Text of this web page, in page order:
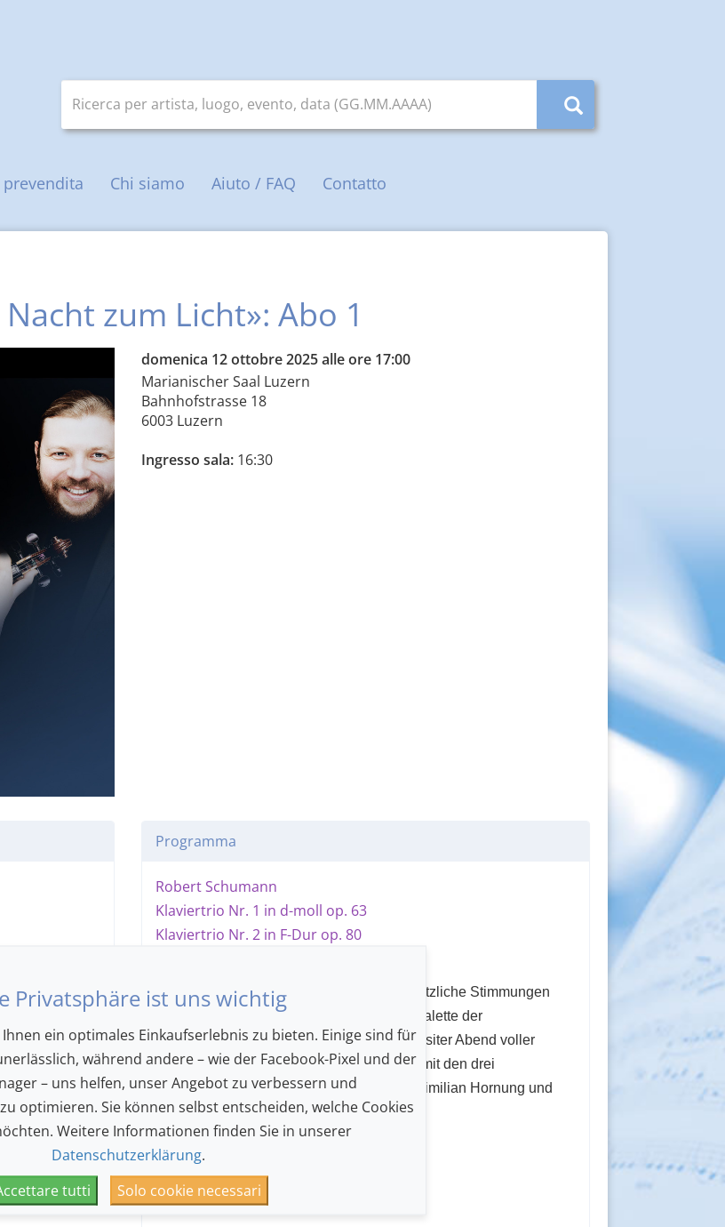
Chi siamo Aiuto / FAQ Contatto
zum Licht»: Abo 1
domenica 12 ottobre 2025 alle ore 17:00
Marianischer Saal Luzern
Bahnhofstrasse 18
6003 Luzern
Ingresso sala: 16:30
Programma
Robert Schumann
Klaviertrio Nr. 1 in d-moll op. 63
Klaviertrio Nr. 2 in F-Dur op. 80
Humor, Schmerz, Freud und Leid: gegensätzliche Stimmungen
prägen die unglaublich grosse Ausdruckspalette der
Schumann'schen Kammermusik. Ein exquisiter Abend voller
Dramatik und gleichzeitig feinster Intimität mit den drei
Weltklassemusiker:innen Vilde Frang, Maximilian Hornung und
Denis Kozhukhin.
Programm mit Pause
Dauer: ca. 2 Stunden
Privatsphäre ist uns wichtig
ein optimales Einkaufserlebnis zu bieten. Einige sind für
während andere – wie der Facebook-Pixel und der
– uns helfen, unser Angebot zu verbessern und
optimieren. Sie können selbst entscheiden, welche Cookies
Weitere Informationen finden Sie in unserer
Datenschutzerklärung.
tutti
Solo cookie necessari